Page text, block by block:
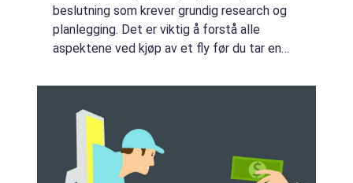
beslutning som krever grundig research og
planlegging. Det er viktig å forstå alle
aspektene ved kjøp av et fly før du tar en
omfattende oversikt over hva du ...